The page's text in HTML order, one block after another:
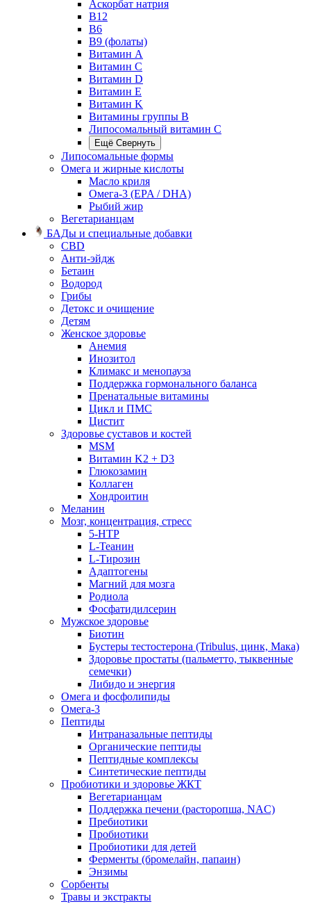
Аскорбат натрия
В12
В6
В9 (фолаты)
Витамин A
Витамин C
Витамин D
Витамин E
Витамин K
Витамины группы B
Липосомальный витамин C
Ещё Свернуть
Липосомальные формы
Омега и жирные кислоты
Масло криля
Омега-3 (EPA / DHA)
Рыбий жир
Вегетарианцам
БАДы и специальные добавки
CBD
Анти-эйдж
Бетаин
Водород
Грибы
Детокс и очищение
Детям
Женское здоровье
Анемия
Инозитол
Климакс и менопауза
Поддержка гормонального баланса
Пренатальные витамины
Цикл и ПМС
Цистит
Здоровье суставов и костей
MSM
Витамин K2 + D3
Глюкозамин
Коллаген
Хондроитин
Меланин
Мозг, концентрация, стресс
5-HTP
L-Теанин
L-Тирозин
Адаптогены
Магний для мозга
Родиола
Фосфатидилсерин
Мужское здоровье
Биотин
Бустеры тестостерона (Tribulus, цинк, Мака)
Здоровье простаты (пальметто, тыквенные
семечки)
Либидо и энергия
Омега и фосфолипиды
Омега-3
Пептиды
Интраназальные пептиды
Органические пептиды
Пептидные комплексы
Синтетические пептиды
Пробиотики и здоровье ЖКТ
Вегетарианцам
Поддержка печени (расторопша, NAC)
Пребиотики
Пробиотики
Пробиотики для детей
Ферменты (бромелайн, папаин)
Энзимы
Сорбенты
Травы и экстракты